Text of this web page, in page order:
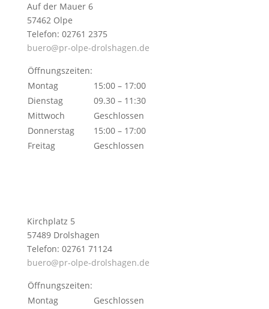
Auf der Mauer 6
57462 Olpe
Telefon: 02761 2375
buero@pr-olpe-drolshagen.de
Öffnungszeiten:
Montag
15:00 – 17:00
Dienstag
09.30 – 11:30
Mittwoch
Geschlossen
Donnerstag
15:00 – 17:00
Freitag
Geschlossen
Kirchplatz 5
57489 Drolshagen
Telefon: 02761 71124
buero@pr-olpe-drolshagen.de
Öffnungszeiten:
Montag
Geschlossen